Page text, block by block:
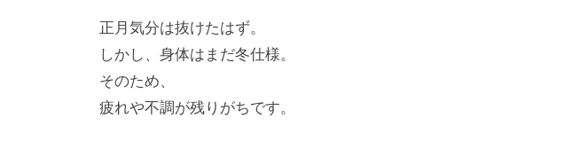
正月気分は抜けたはず。
しかし、身体はまだ冬仕様。
そのため、
疲れや不調が残りがちです。